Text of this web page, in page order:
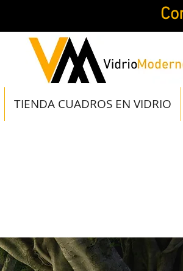
TIENDA CUADROS EN VIDRIO